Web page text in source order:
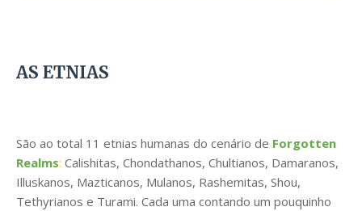
AS ETNIAS
São ao total 11 etnias humanas do cenário de Forgotten
Realms: Calishitas, Chondathanos, Chultianos, Damaranos,
Illuskanos, Mazticanos, Mulanos, Rashemitas, Shou,
Tethyrianos e Turami. Cada uma contando um pouquinho